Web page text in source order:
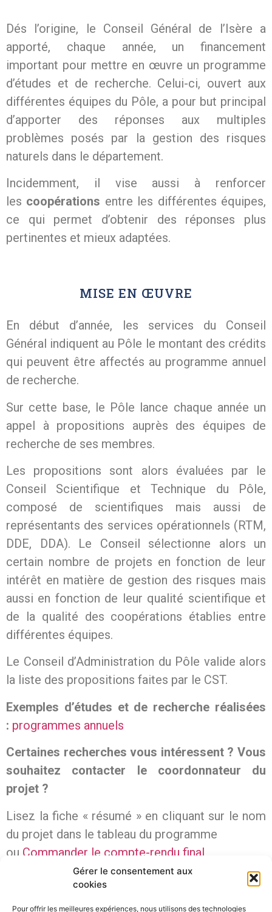
Gérer le consentement aux
cookies
Pour offrir les meilleures expériences, nous utilisons des technologies
Dés l’origine, le Conseil Général de l’Isère a
apporté, chaque année, un financement
important pour mettre en œuvre un programme
d’études et de recherche. Celui-ci, ouvert aux
différentes équipes du Pôle, a pour but principal
d’apporter des réponses aux multiples
problèmes posés par la gestion des risques
naturels dans le département.
Incidemment, il vise aussi à renforcer
les coopérations entre les différentes équipes,
ce qui permet d’obtenir des réponses plus
pertinentes et mieux adaptées.
MISE EN ŒUVRE
En début d’année, les services du Conseil
Général indiquent au Pôle le montant des crédits
qui peuvent être affectés au programme annuel
de recherche.
Sur cette base, le Pôle lance chaque année un
appel à propositions auprès des équipes de
recherche de ses membres.
Les propositions sont alors évaluées par le
Conseil Scientifique et Technique du Pôle,
composé de scientifiques mais aussi de
représentants des services opérationnels (RTM,
DDE, DDA). Le Conseil sélectionne alors un
certain nombre de projets en fonction de leur
intérêt en matière de gestion des risques mais
aussi en fonction de leur qualité scientifique et
de la qualité des coopérations établies entre
différentes équipes.
Le Conseil d’Administration du Pôle valide alors
la liste des propositions faites par le CST.
Exemples d’études et de recherche réalisées
: programmes annuels
Certaines recherches vous intéressent ? Vous
souhaitez contacter le coordonnateur du
projet ?
Lisez la fiche « résumé » en cliquant sur le nom
du projet dans le tableau du programme
ou Commander le compte-rendu final
DÉPARTEMENTAL]